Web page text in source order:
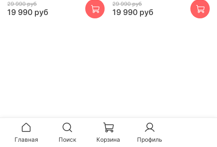
29 990 руб
19 990 руб
29 990 руб
19 990 руб
Главная Поиск Корзина Профиль